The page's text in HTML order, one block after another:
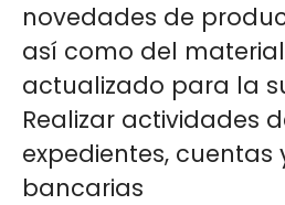
novedades de
así como del
actualizado para la
Realizar actividades
expedientes, cuentas
bancarias